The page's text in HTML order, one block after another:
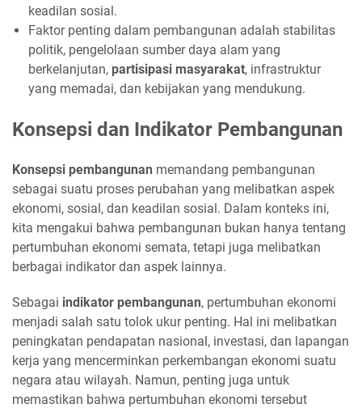
keadilan sosial.
Faktor penting dalam pembangunan adalah stabilitas
politik, pengelolaan sumber daya alam yang
berkelanjutan, partisipasi masyarakat, infrastruktur
yang memadai, dan kebijakan yang mendukung.
Konsepsi dan Indikator Pembangunan
Konsepsi pembangunan memandang pembangunan
sebagai suatu proses perubahan yang melibatkan aspek
ekonomi, sosial, dan keadilan sosial. Dalam konteks ini,
kita mengakui bahwa pembangunan bukan hanya tentang
pertumbuhan ekonomi semata, tetapi juga melibatkan
berbagai indikator dan aspek lainnya.
Sebagai indikator pembangunan, pertumbuhan ekonomi
menjadi salah satu tolok ukur penting. Hal ini melibatkan
peningkatan pendapatan nasional, investasi, dan lapangan
kerja yang mencerminkan perkembangan ekonomi suatu
negara atau wilayah. Namun, penting juga untuk
memastikan bahwa pertumbuhan ekonomi tersebut